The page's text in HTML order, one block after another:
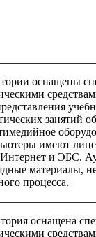
оснащены
занятий
имеют
и ЭБС.
материалы,
процесса.
оснащена